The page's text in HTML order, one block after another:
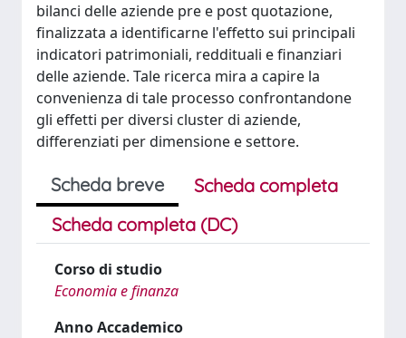
bilanci delle aziende pre e post quotazione,
finalizzata a identificarne l'effetto sui principali
indicatori patrimoniali, reddituali e finanziari
delle aziende. Tale ricerca mira a capire la
convenienza di tale processo confrontandone
gli effetti per diversi cluster di aziende,
differenziati per dimensione e settore.
Scheda breve
Scheda completa
Scheda completa (DC)
Corso di studio
Economia e finanza
Anno Accademico